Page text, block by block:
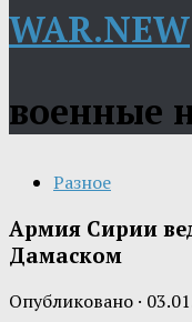
WAR.NEW
военные
Разное
Армия Сирии
Дамаском
Опубликовано ·